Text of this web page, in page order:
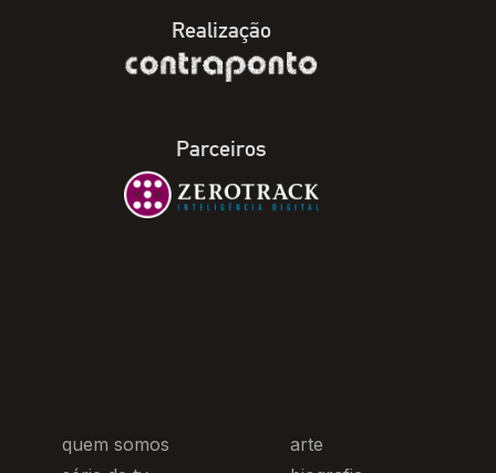
Realização
Parceiros
quem somos
arte